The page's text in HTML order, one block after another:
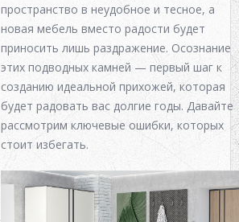
пространство в неудобное и тесное, а
новая мебель вместо радости будет
приносить лишь раздражение. Осознание
этих подводных камней — первый шаг к
созданию идеальной прихожей, которая
будет радовать вас долгие годы. Давайте
рассмотрим ключевые ошибки, которых
стоит избегать.